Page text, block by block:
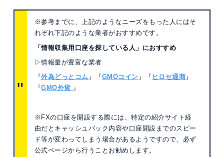
※参考までに、上記のようなニーズをもった人にはそ
れぞれ下記のような業者がおすすめです。
「情報収集用口座を探している人」におすすめ
▷情報量が豊富な業者
『外為どっとコム』『GMOコイン』『 ヒロセ通商』
『GMO外貨 』
※FXの口座を開設する際には、特定の紹介サイト経
由だとキャッシュバック内容や口座開設までのスピー
ド等が変わってしまう場合があるようですので、必ず
公式ページから行うことお勧めします。